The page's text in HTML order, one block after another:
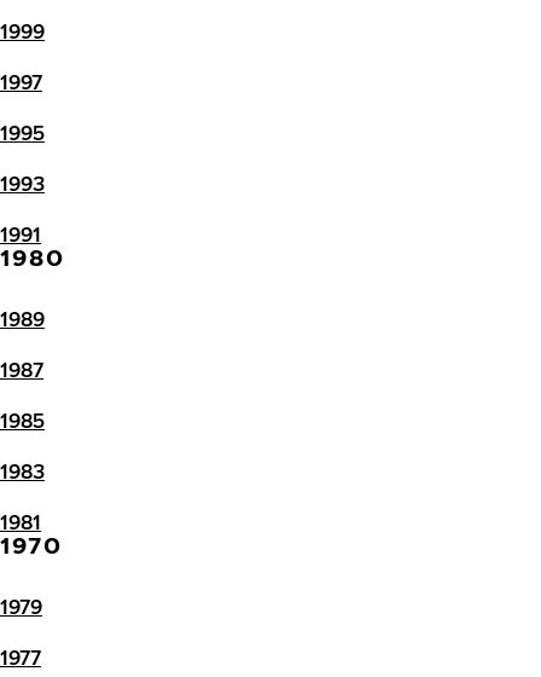
1999
1997
1995
1993
1991
1980
1989
1987
1985
1983
1981
1970
1979
1977